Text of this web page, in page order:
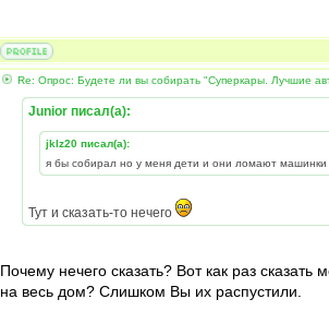
Re: Опрос: Будете ли вы собирать "Суперкары. Лучшие
Junior писал(а):
jklz20 писал(а):
я бы собирал но у меня дети и они ломают машинки
Тут и сказать-то нечего
Почему нечего сказать? Вот как раз
на весь дом? Слишком Вы их распустили.